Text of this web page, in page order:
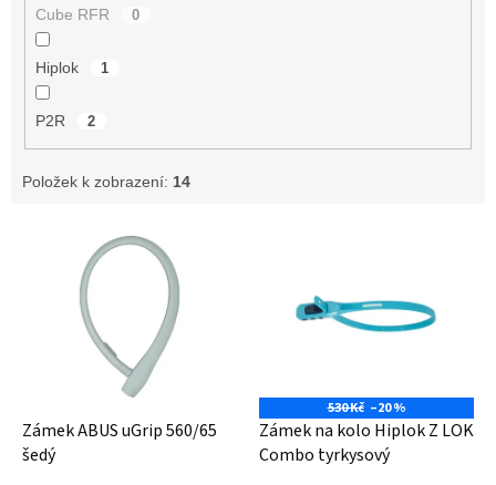
Cube RFR 0
Hiplok 1
P2R 2
Položek k zobrazení: 14
Zámek ABUS uGrip 560/65
šedý
530 Kč –20 %
Zámek na kolo Hiplok Z LOK
Combo tyrkysový